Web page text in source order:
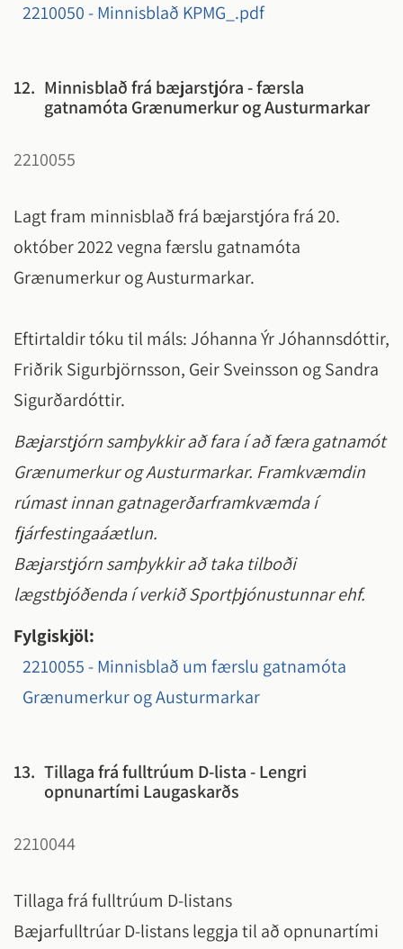
2210050 - Minnisblað KPMG_.pdf
12. Minnisblað frá bæjarstjóra - færsla
gatnamóta Grænumerkur og Austurmarkar
2210055
Lagt fram minnisblað frá bæjarstjóra frá 20.
október 2022 vegna færslu gatnamóta
Grænumerkur og Austurmarkar.
Eftirtaldir tóku til máls: Jóhanna Ýr Jóhannsdóttir,
Friðrik Sigurbjörnsson, Geir Sveinsson og Sandra
Sigurðardóttir.
Bæjarstjórn samþykkir að fara í að færa gatnamót
Grænumerkur og Austurmarkar. Framkvæmdin
rúmast innan gatnagerðarframkvæmda í
fjárfestingaáætlun.
Bæjarstjórn samþykkir að taka tilboði
lægstbjóðenda í verkið Sportþjónustunnar ehf.
Fylgiskjöl:
2210055 - Minnisblað um færslu gatnamóta
Grænumerkur og Austurmarkar
13. Tillaga frá fulltrúum D-lista - Lengri
opnunartími Laugaskarðs
2210044
Tillaga frá fulltrúum D-listans
Bæjarfulltrúar D-listans leggja til að opnunartími